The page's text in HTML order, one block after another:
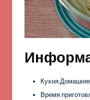
Время